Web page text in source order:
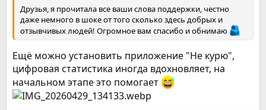
Друзья, я прочитала все ваши слова поддержки, честно
даже немного в шоке от того сколько здесь добрых и
отзывчивых людей! Огромное вам спасибо и обнимаю
Ещё можно установить приложение "Не курю",
цифровая статистика иногда вдохновляет, на
начальном этапе это помогает